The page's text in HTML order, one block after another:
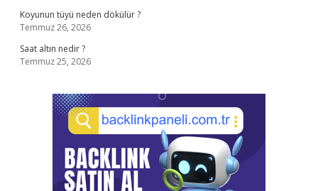
Koyunun tüyü neden dökülür ?
Temmuz 26, 2026
Saat altın nedir ?
Temmuz 25, 2026